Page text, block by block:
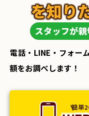
スタッフが親
を知り
電話・LINE・フォー
額をお調べします！
簡単